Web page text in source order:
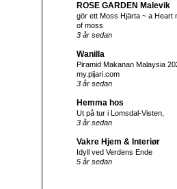
ROSE GARDEN Malevik
gör ett Moss Hjärta ~ a Heart
of moss
3 år sedan
Wanilla
Piramid Makanan Malaysia
my.pijari.com
3 år sedan
Hemma hos
Ut på tur i Lomsdal-Visten,
3 år sedan
Vakre Hjem & Interiør
Idyll ved Verdens Ende
5 år sedan